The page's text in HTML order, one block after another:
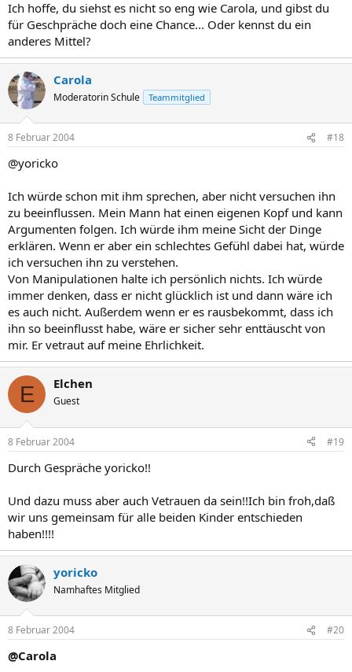
Ich hoffe, du siehst es nicht so eng wie Carola, und gibst du
für Geschpräche doch eine Chance... Oder kennst du ein
anderes Mittel?
Carola
Moderatorin Schule Teammitglied
8 Februar 2004 #18
@yoricko
Ich würde schon mit ihm sprechen, aber nicht versuchen ihn
zu beeinflussen. Mein Mann hat einen eigenen Kopf und kann
Argumenten folgen. Ich würde ihm meine Sicht der Dinge
erklären. Wenn er aber ein schlechtes Gefühl dabei hat, würde
ich versuchen ihn zu verstehen.
Von Manipulationen halte ich persönlich nichts. Ich würde
immer denken, dass er nicht glücklich ist und dann wäre ich
es auch nicht. Außerdem wenn er es rausbekommt, dass ich
ihn so beeinflusst habe, wäre er sicher sehr enttäuscht von
mir. Er vetraut auf meine Ehrlichkeit.
E Elchen
Guest
8 Februar 2004 #19
Durch Gespräche yoricko!!
Und dazu muss aber auch Vetrauen da sein!!Ich bin froh,daß
wir uns gemeinsam für alle beiden Kinder entschieden
haben!!!!
yoricko
Namhaftes Mitglied
8 Februar 2004 #20
@Carola